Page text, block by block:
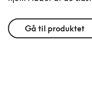
Gå til produktet